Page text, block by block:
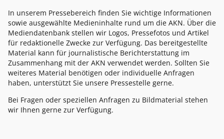
In unserem Pressebereich finden Sie wichtige Informationen
sowie ausgewählte Medieninhalte rund um die AKN. Über die
Mediendatenbank stellen wir Logos, Pressefotos und Artikel
für redaktionelle Zwecke zur Verfügung. Das bereitgestellte
Material kann für journalistische Berichterstattung im
Zusammenhang mit der AKN verwendet werden. Sollten Sie
weiteres Material benötigen oder individuelle Anfragen
haben, unterstützt Sie unsere Pressestelle gerne.
Bei Fragen oder speziellen Anfragen zu Bildmaterial stehen
wir Ihnen gerne zur Verfügung.